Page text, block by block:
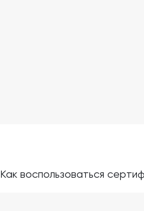
Как воспользоваться